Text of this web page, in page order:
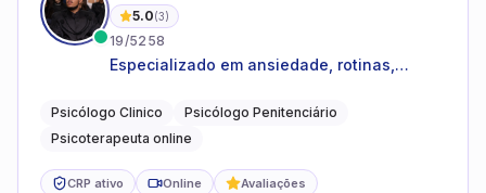
5.0(3)
19/5258
Especializado em ansiedade, rotinas,
familiares e questões comportamentais.
Psicólogo Clinico
Psicólogo Penitenciário
Psicoterapeuta online
CRP ativo Online Avaliações